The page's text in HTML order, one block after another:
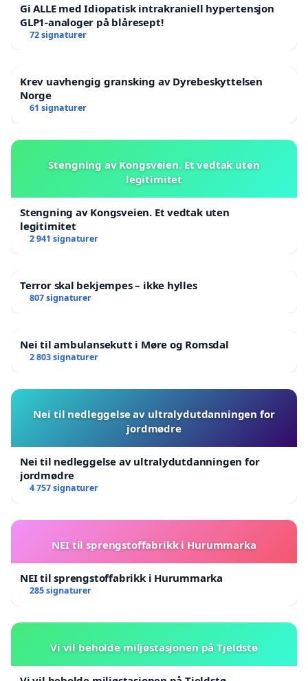
Gi ALLE med Idiopatisk intrakraniell hypertensjon
GLP1-analoger på blåresept!
72 signaturer
Krev uavhengig gransking av Dyrebeskyttelsen
Norge
61 signaturer
Stengning av Kongsveien. Et vedtak uten
legitimitet
Stengning av Kongsveien. Et vedtak uten
legitimitet
2 941 signaturer
Terror skal bekjempes – ikke hylles
807 signaturer
Nei til ambulansekutt i Møre og Romsdal
2 803 signaturer
Nei til nedleggelse av ultralydutdanningen for
jordmødre
Nei til nedleggelse av ultralydutdanningen for
jordmødre
4 757 signaturer
NEI til sprengstoffabrikk i Hurummarka
NEI til sprengstoffabrikk i Hurummarka
285 signaturer
Vi vil beholde miljøstasjonen på Tjeldstø